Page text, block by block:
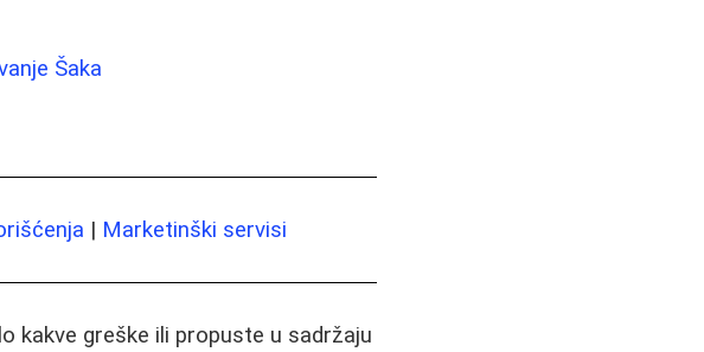
Šaka
| Marketinški servisi
kakve greške ili propuste u sadržaju